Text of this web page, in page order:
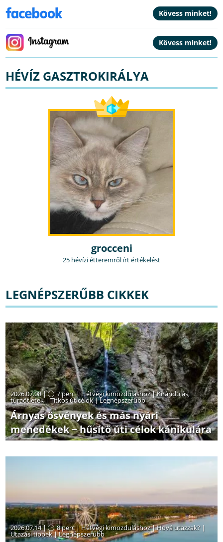
HÉVÍZ GASZTROKIRÁLYA
grocceni
25 hévízi étteremről írt értékelést
LEGNÉPSZERŰBB CIKKEK
2026.07.08 | 7 perc|Hétvégi kimozduláshoz|Kirándulás,
túraötletek|Titkos úticélok|Legnépszerűbb
Árnyas ösvények és más nyári
menedékek − hűsítő úti célok kánikulára
2026.07.14 | 8 perc|Hétvégi kimozduláshoz|Hová utazzak? |
Utazási tippek|Legnépszerűbb